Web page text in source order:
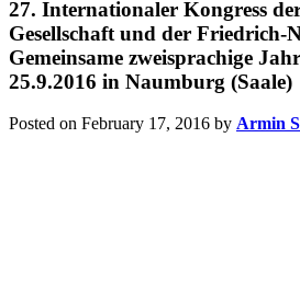
27. Internationaler Kongress
Gesellschaft und der Friedrich-
Gemeinsame zweisprachige
25.9.2016 in Naumburg (Saale)
Posted on February 17, 2016 by Armin